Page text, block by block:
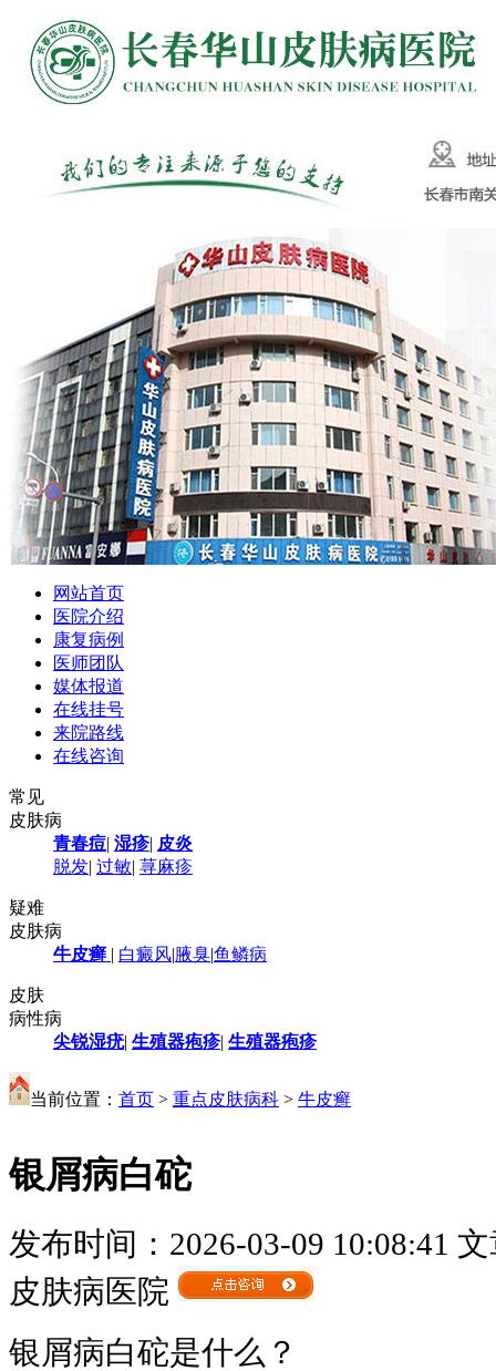
网站首页
医院介绍
康复病例
医师团队
媒体报道
在线挂号
来院路线
在线咨询
常见
皮肤病
青春痘| 湿疹| 皮炎
脱发| 过敏| 荨麻疹
疑难
皮肤病
牛皮癣 | 白癜风|腋臭|鱼鳞病
皮肤
病性病
尖锐湿疣| 生殖器疱疹| 生殖器疱疹
当前位置： 首页 > 重点皮肤病科 > 牛皮癣
银屑病白砣
发布时间：2026-03-09 10:08:41 文
皮肤病医院
银屑病白砣是什么？